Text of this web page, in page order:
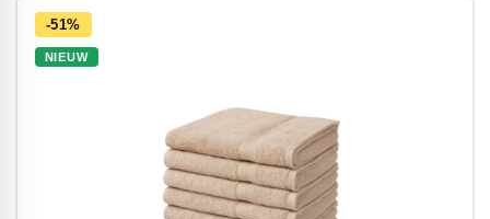
-51%
NIEUW